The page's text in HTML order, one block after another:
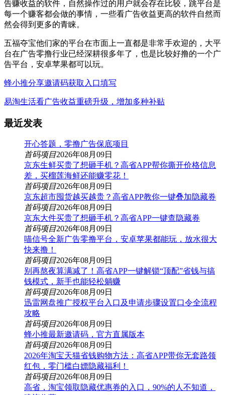
告赚收益的软件，自然操作过的用户就会存在比较，跳平台是
每一个赚客都会做的事情，一些看广告收益更高的软件自然而
然会得到更多的青睐。
五福夺宝他们家的平台在市面上一直都是非常手欢迎的，大平
台在广告零撸行业已经深耕很多年了，也是比较好撸的一个广
告平台，安卓苹果都可以玩。
蜂小推分享邀请码获取入口填写
易淘生活看广告收益重磅升级，增加多种补贴
最近发表
开心答题，零撸广告保底项目
首码项目2026年08月09日
京东生鲜买贵了想砸手机？高省APP帮你撕开价格信息
差，买榴莲海鲜还能赚零花！
首码项目2026年08月09日
京东超市囤货越买越贵？高省APP教你一键叠加隐藏券
首码项目2026年08月09日
京东大件买贵了想砸手机？高省APP一键查隐藏券
首码项目2026年08月09日
喵信号全新广告零撸平台，安卓苹果都能玩，放水很大
快来撸！
首码项目2026年08月09日
别再熬夜算满减了！高省APP一键解锁“顶配”省钱与搞
钱模式，新手也能轻松躺赚
首码项目2026年08月09日
迅雷网盘推广授权平台入口及申请步骤设置口令全流程
攻略
首码项目2026年08月09日
蜂小推最新邀请码，官方直属版本
首码项目2026年08月09日
2026年淘宝天猫省钱购物方法：高省APP带你无套路领
红包，零门槛白嫖隐藏福利！
首码项目2026年08月09日
高省，淘宝领取隐藏优惠券的入口，90%的人不知道，